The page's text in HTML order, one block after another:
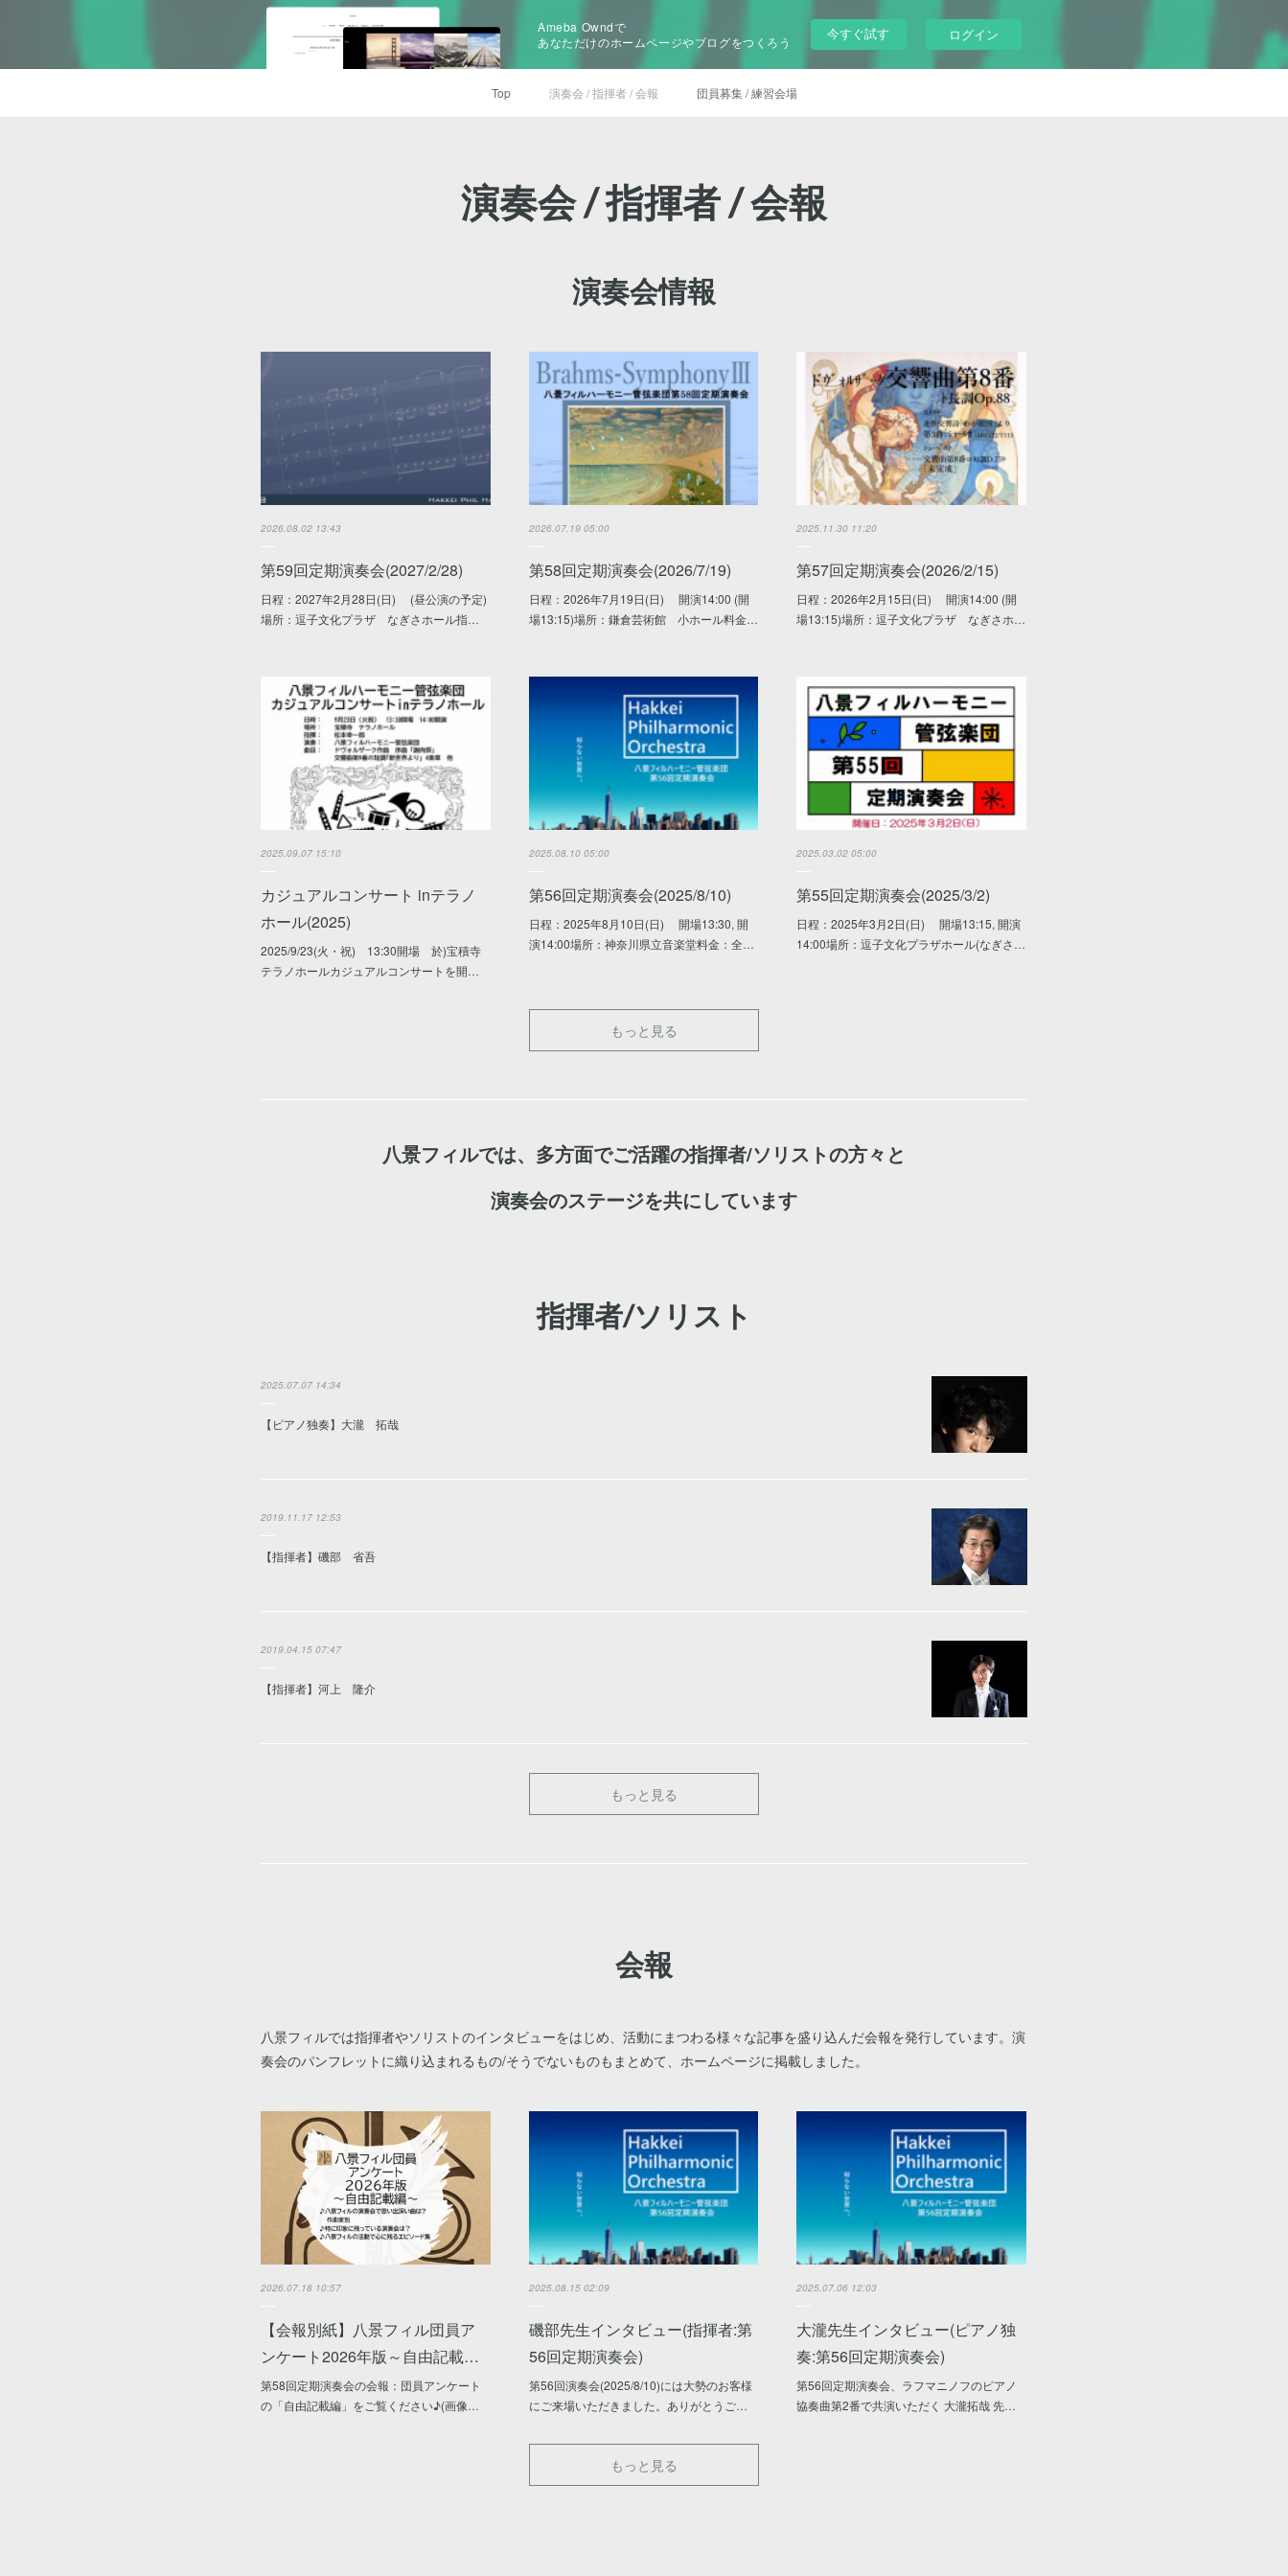
Ameba Owndで
あなただけのホームページやブログをつくろう
今すぐ試す ログイン
Top 演奏会 / 指揮者 / 会報 団員募集 / 練習会場
演奏会 / 指揮者 / 会報
演奏会情報
2026.08.02 13:43
第59回定期演奏会(2027/2/28)
日程：2027年2月28日(日) (昼公演の予定)
場所：逗子文化プラザ なぎさホール指…
2026.07.19 05:00
第58回定期演奏会(2026/7/19)
日程：2026年7月19日(日) 開演14:00 (開
場13:15)場所：鎌倉芸術館 小ホール料金…
2025.11.30 11:20
第57回定期演奏会(2026/2/15)
日程：2026年2月15日(日) 開演14:00 (開
場13:15)場所：逗子文化プラザ なぎさホ…
2025.09.07 15:10
カジュアルコンサート inテラノ
ホール(2025)
2025/9/23(火・祝) 13:30開場 於)宝積寺
テラノホールカジュアルコンサートを開…
2025.08.10 05:00
第56回定期演奏会(2025/8/10)
日程：2025年8月10日(日) 開場13:30, 開
演14:00場所：神奈川県立音楽堂料金：全…
2025.03.02 05:00
第55回定期演奏会(2025/3/2)
日程：2025年3月2日(日) 開場13:15, 開演
14:00場所：逗子文化プラザホール(なぎさ…
もっと見る
八景フィルでは、多方面でご活躍の指揮者/ソリストの方々と
演奏会のステージを共にしています
指揮者/ソリスト
2025.07.07 14:34
【ピアノ独奏】大瀧 拓哉
2019.11.17 12:53
【指揮者】磯部 省吾
2019.04.15 07:47
【指揮者】河上 隆介
もっと見る
会報
八景フィルでは指揮者やソリストのインタビューをはじめ、活動にまつわる様々な記事を盛り込んだ会報を発行しています。演
奏会のパンフレットに織り込まれるもの/そうでないものもまとめて、ホームページに掲載しました。
2026.07.18 10:57
【会報別紙】八景フィル団員ア
ンケート2026年版～自由記載…
第58回定期演奏会の会報：団員アンケート
の「自由記載編」をご覧ください♪(画像…
2025.08.15 02:09
磯部先生インタビュー(指揮者:第
56回定期演奏会)
第56回演奏会(2025/8/10)には大勢のお客様
にご来場いただきました。ありがとうご…
2025.07.06 12:03
大瀧先生インタビュー(ピアノ独
奏:第56回定期演奏会)
第56回定期演奏会、ラフマニノフのピアノ
協奏曲第2番で共演いただく 大瀧拓哉 先…
もっと見る